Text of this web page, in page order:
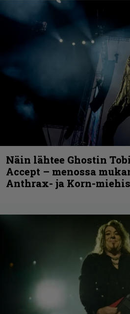
Näin lähtee Ghostin
Accept – menossa
Anthrax- ja Korn-